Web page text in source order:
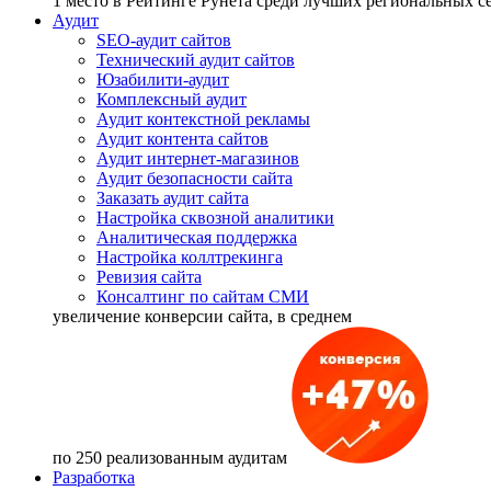
Аудит
SEO-аудит сайтов
Технический аудит сайтов
Юзабилити-аудит
Комплексный аудит
Аудит контекстной рекламы
Аудит контента сайтов
Аудит интернет-магазинов
Аудит безопасности сайта
Заказать аудит сайта
Настройка сквозной аналитики
Аналитическая поддержка
Настройка коллтрекинга
Ревизия сайта
Консалтинг по сайтам СМИ
увеличение конверсии сайта, в среднем
по 250 реализованным аудитам
Разработка